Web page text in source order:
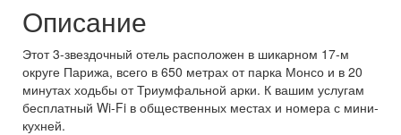
Описание
Этот 3-звездочный отель расположен в шикарном 17-м
округе Парижа, всего в 650 метрах от парка Монсо и в 20
минутах ходьбы от Триумфальной арки. К вашим услугам
бесплатный Wi-Fi в общественных местах и номера с мини-
кухней.